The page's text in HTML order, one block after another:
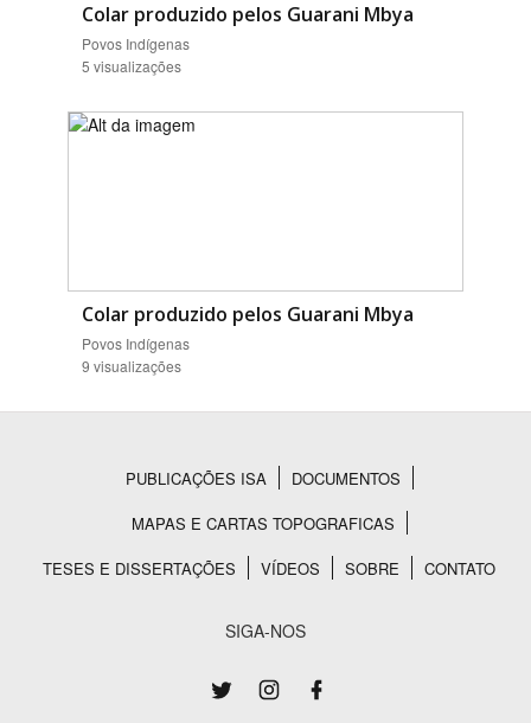
Colar produzido pelos Guarani Mbya
Povos Indígenas
5 visualizações
Colar produzido pelos Guarani Mbya
Povos Indígenas
9 visualizações
Rodapé
PUBLICAÇÕES ISA
DOCUMENTOS
MAPAS E CARTAS TOPOGRAFICAS
TESES E DISSERTAÇÕES
VÍDEOS SOBRE CONTATO
SIGA-NOS